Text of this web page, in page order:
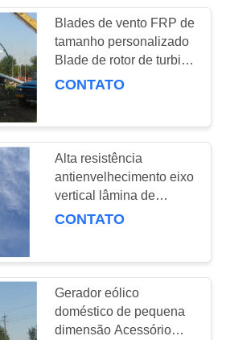
Blades de vento FRP de
tamanho personalizado
Blade de rotor de turbina
eólica híbrida de fibra de
CONTATO
Alta resistência
antienvelhecimento eixo
vertical lâmina de
turbina eólica para
CONTATO
Gerador eólico
doméstico de pequena
dimensão Acessório